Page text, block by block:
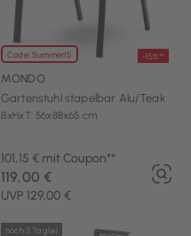
Code: Summer15 -15%**
MONDO
Gartenstuhl stapelbar Alu/Teak
BxHxT: 56x88x65 cm
101,15 € mit Coupon**
UVP 129,00 €
119,00 €
noch 3 Tag(e)